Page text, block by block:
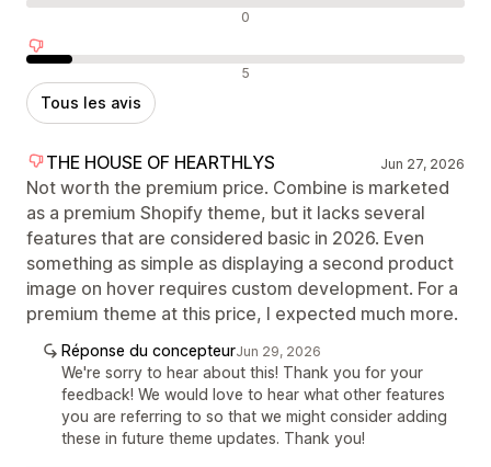
Avis neutres 0
Avis négatifs 5
Tous les avis
THE HOUSE OF HEARTHLYS Jun 27, 2026
Not worth the premium price. Combine is marketed
as a premium Shopify theme, but it lacks several
features that are considered basic in 2026. Even
something as simple as displaying a second product
image on hover requires custom development. For a
premium theme at this price, I expected much more.
Réponse du concepteurJun 29, 2026
We're sorry to hear about this! Thank you for your
feedback! We would love to hear what other features
you are referring to so that we might consider adding
these in future theme updates. Thank you!